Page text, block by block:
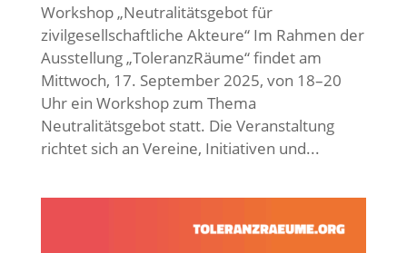
Workshop „Neutralitätsgebot für
zivilgesellschaftliche Akteure“ Im Rahmen der
Ausstellung „ToleranzRäume“ findet am
Mittwoch, 17. September 2025, von 18–20
Uhr ein Workshop zum Thema
Neutralitätsgebot statt. Die Veranstaltung
richtet sich an Vereine, Initiativen und...